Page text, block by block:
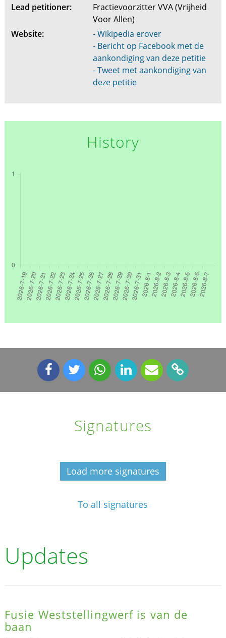
Lead petitioner:
Fractievoorzitter VVA (Vrijheid
Voor Allen)
Website:
- Wikipedia erover
- Bericht op Facebook met de
aankondiging van deze petitie
- Tweet met aankondiging van
deze petitie
History
Signatures
Load more signatures
To all signatures
Updates
Fusie Weststellingwerf is van de
baan